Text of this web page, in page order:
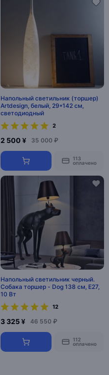
Напольный светильник (торшер)
Artdesign, белый, 29*142 см,
светодиодный
2
2 500 ¥ 35 000 ₽
113
оплачено
Напольный светильник черный.
Собака торшер - Dog 138 см, E27,
10 Вт
12
3 325 ¥ 46 550 ₽
112
оплачено